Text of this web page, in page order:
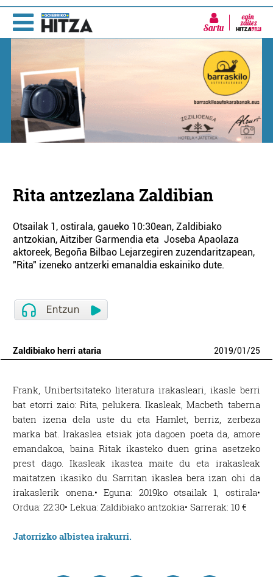
Sartu
Rita antzezlana Zaldibian
Otsailak 1, ostirala, gaueko 10:30ean, Zaldibiako
antzokian, Aitziber Garmendia eta Joseba Apaolaza
aktoreek, Begoña Bilbao Lejarzegiren zuzendaritzapean,
"Rita" izeneko antzerki emanaldia eskainiko dute.
Zaldibiako herri ataria 2019/01/25
Frank, Unibertsitateko literatura irakasleari, ikasle berri
bat etorri zaio: Rita, pelukera. Ikasleak, Macbeth taberna
baten izena dela uste du eta Hamlet, berriz, zerbeza
marka bat. Irakaslea etsiak jota dagoen poeta da, amore
emandakoa, baina Ritak ikasteko duen grina asetzeko
prest dago. Ikasleak ikastea maite du eta irakasleak
maitatzen ikasiko du. Sarritan ikaslea bera izan ohi da
irakaslerik onena.• Eguna: 2019ko otsailak 1, ostirala•
Ordua: 22:30• Lekua: Zaldibiako antzokia• Sarrerak: 10 €
Jatorrizko albistea irakurri.